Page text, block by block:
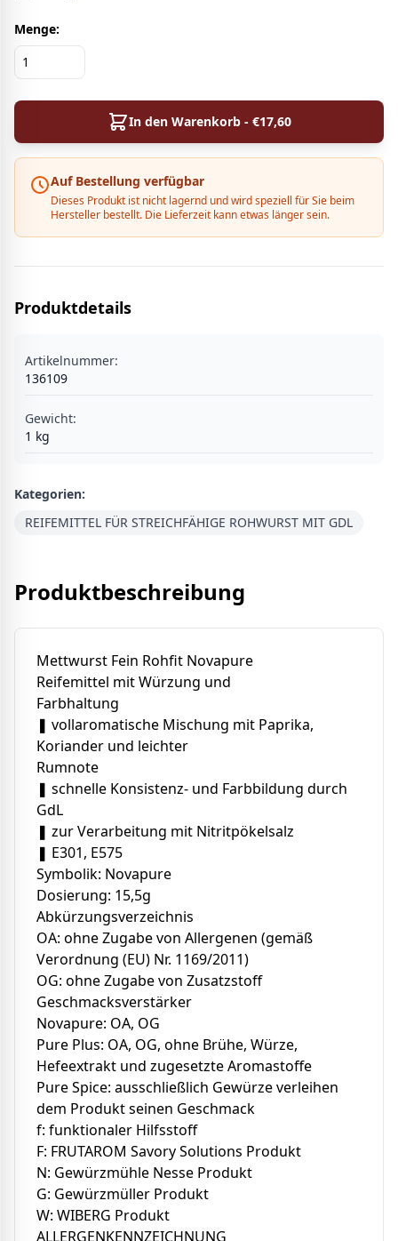
Menge:
In den Warenkorb - €17,60
Auf Bestellung verfügbar
Dieses Produkt ist nicht lagernd und wird speziell für Sie beim
Hersteller bestellt. Die Lieferzeit kann etwas länger sein.
Produktdetails
Artikelnummer:
136109
Gewicht:
1 kg
Kategorien:
REIFEMITTEL FÜR STREICHFÄHIGE ROHWURST MIT GDL
Produktbeschreibung
Mettwurst Fein Rohfit Novapure
Reifemittel mit Würzung und
Farbhaltung
❚ vollaromatische Mischung mit Paprika,
Koriander und leichter
Rumnote
❚ schnelle Konsistenz- und Farbbildung durch
GdL
❚ zur Verarbeitung mit Nitritpökelsalz
❚ E301, E575
Symbolik: Novapure
Dosierung: 15,5g
Abkürzungsverzeichnis
OA: ohne Zugabe von Allergenen (gemäß
Verordnung (EU) Nr. 1169/2011)
OG: ohne Zugabe von Zusatzstoff
Geschmacksverstärker
Novapure: OA, OG
Pure Plus: OA, OG, ohne Brühe, Würze,
Hefeextrakt und zugesetzte Aromastoffe
Pure Spice: ausschließlich Gewürze verleihen
dem Produkt seinen Geschmack
f: funktionaler Hilfsstoff
F: FRUTAROM Savory Solutions Produkt
N: Gewürzmühle Nesse Produkt
G: Gewürzmüller Produkt
W: WIBERG Produkt
ALLERGENKENNZEICHNUNG